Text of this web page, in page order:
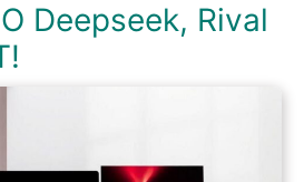
Deepseek, Rival